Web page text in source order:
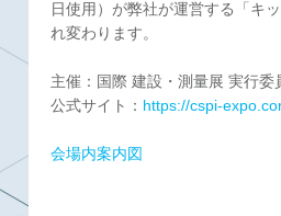
日使用）が弊社が運営する「キ
れ変わります。
主催：国際 建設・測量展 実行委
公式サイト： https://cspi-
会場内案内図